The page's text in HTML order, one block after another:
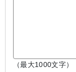
（最大1000文字）